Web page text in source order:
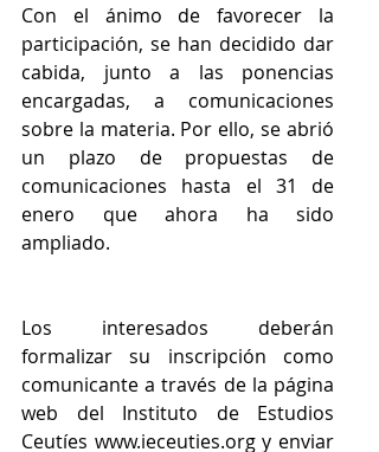
Con el ánimo de favorecer la
participación, se han decidido dar
cabida, junto a las ponencias
encargadas, a comunicaciones
sobre la materia. Por ello, se abrió
un plazo de propuestas de
comunicaciones hasta el 31 de
enero que ahora ha sido
ampliado.
Los interesados deberán
formalizar su inscripción como
comunicante a través de la página
web del Instituto de Estudios
Ceutíes www.ieceuties.org y enviar